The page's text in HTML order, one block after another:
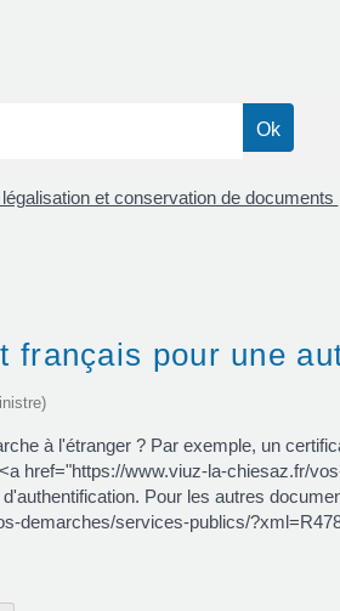
et conservation de documents
français pour une
à l'étranger ? Par exemple, un
href="https://www.viuz-la-chiesaz.fr/
Pour les autres
demarches/services-publics/